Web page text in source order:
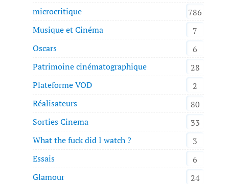
microcritique
786
Musique et Cinéma
7
Oscars
6
Patrimoine cinématographique
28
Plateforme VOD
2
Réalisateurs
80
Sorties Cinema
33
What the fuck did I watch ?
3
Essais
6
Glamour
24